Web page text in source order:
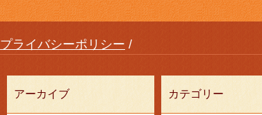
プライバシーポリシー
アーカイブ カテゴリー